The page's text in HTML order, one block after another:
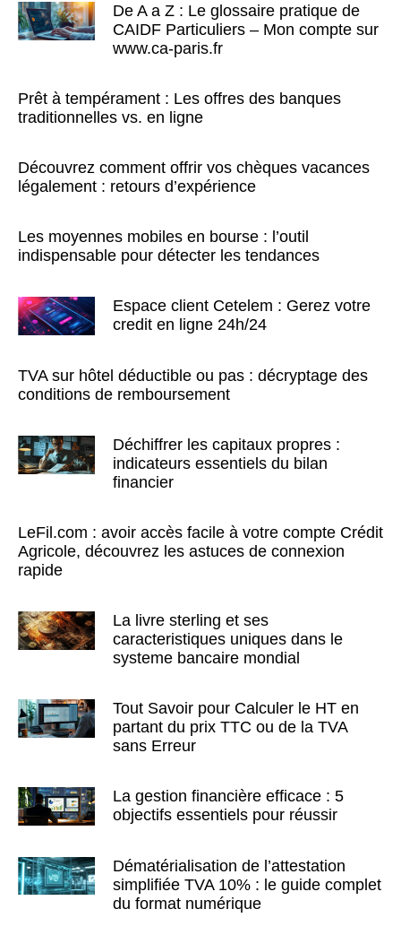
De A a Z : Le glossaire pratique de
CAIDF Particuliers – Mon compte sur
www.ca-paris.fr
Prêt à tempérament : Les offres des banques
traditionnelles vs. en ligne
Découvrez comment offrir vos chèques vacances
légalement : retours d’expérience
Les moyennes mobiles en bourse : l’outil
indispensable pour détecter les tendances
Espace client Cetelem : Gerez votre
credit en ligne 24h/24
TVA sur hôtel déductible ou pas : décryptage des
conditions de remboursement
Déchiffrer les capitaux propres :
indicateurs essentiels du bilan
financier
LeFil.com : avoir accès facile à votre compte Crédit
Agricole, découvrez les astuces de connexion
rapide
La livre sterling et ses
caracteristiques uniques dans le
systeme bancaire mondial
Tout Savoir pour Calculer le HT en
partant du prix TTC ou de la TVA
sans Erreur
La gestion financière efficace : 5
objectifs essentiels pour réussir
Dématérialisation de l’attestation
simplifiée TVA 10% : le guide complet
du format numérique